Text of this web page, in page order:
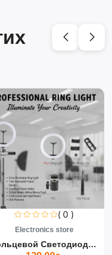
( 0 )
Electronics store
Кольцевой Светодиодный Св...